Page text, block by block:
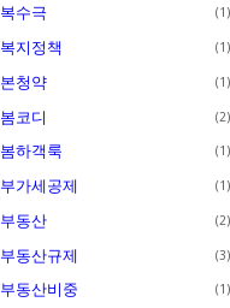
복수극 1
복지정책 1
본청약 1
봄코디 2
봄하객룩 1
부가세공제 1
부동산 2
부동산규제 3
부동산비중 1